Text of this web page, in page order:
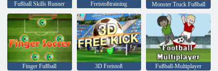
Fußball Skills Runner Freistoßtraining Monster Truck Fußball
Finger Fußball 3D Freistoß Fußball-Multiplayer